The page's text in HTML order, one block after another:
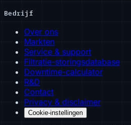
Bedrijf
Over ons
Markten
Service & support
Filtratie-storingsdatabase
Downtime-calculator
R&D
Contact
Privacy & disclaimer
Cookie-instellingen